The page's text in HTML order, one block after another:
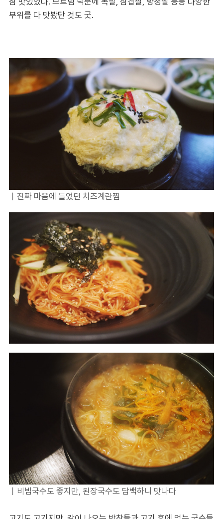
부위를 다 맛봤단 것도 굿.
｜진짜 마음에 들었던 치즈계란찜
｜비빔국수도 좋지만, 된장국수도 담백하니 맛나다